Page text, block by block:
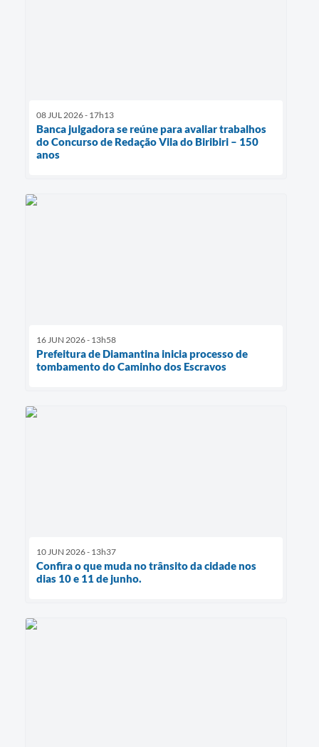
08 JUL 2026 - 17h13
Banca julgadora se reúne para avaliar trabalhos
do Concurso de Redação Vila do Biribiri – 150
anos
16 JUN 2026 - 13h58
Prefeitura de Diamantina inicia processo de
tombamento do Caminho dos Escravos
10 JUN 2026 - 13h37
Confira o que muda no trânsito da cidade nos
dias 10 e 11 de junho.